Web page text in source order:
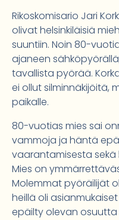
Rikoskomisario Jari
olivat helsinkiläisiä
suuntiin. Noin 80-
ajaneen
tavallista pyörää.
ei ollut silminnäkijöitä,
paikalle.
80-vuotias mies sai
vammoja ja häntä
vaarantamisesta
Mies on
Molemmat pyöräilijät
heillä oli
epäilty olevan